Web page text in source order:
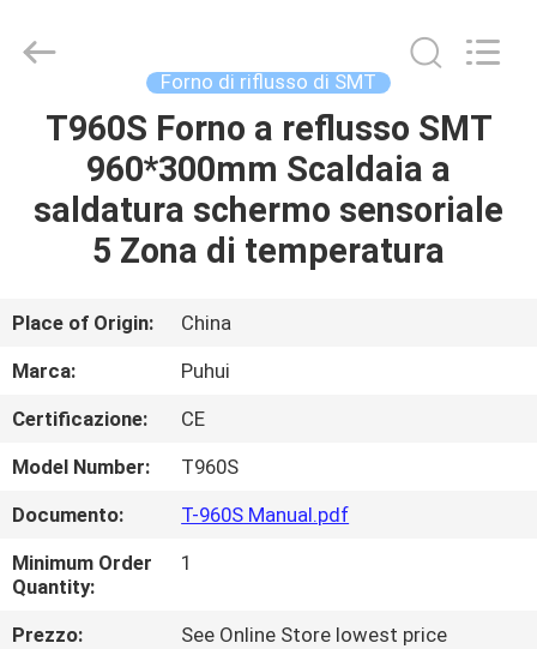
CASA
PRODOTTI
SU
NOI
VISITA
ALLA
FABBRICA
CHARMHIGH
Forno di riflusso di SMT
T960S Forno a reflusso SMT
960*300mm Scaldaia a
saldatura schermo sensoriale
5 Zona di temperatura
Place of Origin:
China
Marca:
Puhui
Certificazione:
CE
Model Number:
T960S
Documento:
T-960S Manual.pdf
Minimum Order
Quantity:
1
Prezzo:
See Online Store lowest price